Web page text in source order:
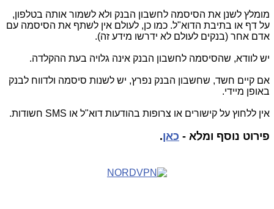
מומלץ לשנן את הסיסמה לחשבון הבנק ולא לשמור אותה בטלפון,
על דף או בתיבת הדוא"ל. כמו כן, לעולם אין לשתף את הסיסמה עם
אדם אחר (בנקים לעולם לא ידרשו מידע זה).
יש לוודא, שהסיסמה לחשבון הבנק אינה גלויה בעת ההקלדה.
אם קיים חשד, שחשבון הבנק נפרץ, יש לשנות סיסמה ולדווח לבנק
באופן מיידי.
אין ללחוץ על קישורים או צרופות בהודעות דוא"ל או SMS חשודות.
פירוט נוסף ומלא - כאן.